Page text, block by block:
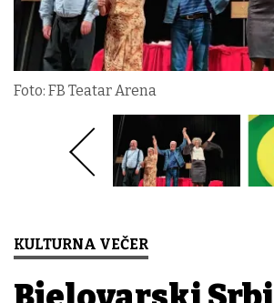
Foto: FB Teatar Arena
KULTURNA VEČER